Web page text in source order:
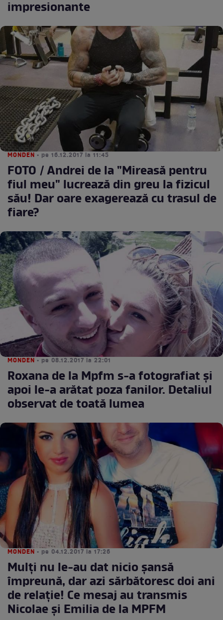
impresionante
MONDEN • pe 16.12.2017 la 11:45
FOTO / Andrei de la "Mireasă pentru
fiul meu" lucrează din greu la fizicul
său! Dar oare exagerează cu trasul de
fiare?
MONDEN • pe 08.12.2017 la 22:01
Roxana de la Mpfm s-a fotografiat și
apoi le-a arătat poza fanilor. Detaliul
observat de toată lumea
MONDEN • pe 04.12.2017 la 17:26
Mulţi nu le-au dat nicio şansă
împreună, dar azi sărbătoresc doi ani
de relaţie! Ce mesaj au transmis
Nicolae şi Emilia de la MPFM